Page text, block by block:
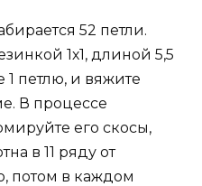
52 петли.
1х1, длиной 5,5
1 петлю, и вяжите
В процессе
его скосы,
в 11 ряду от
потом в каждом